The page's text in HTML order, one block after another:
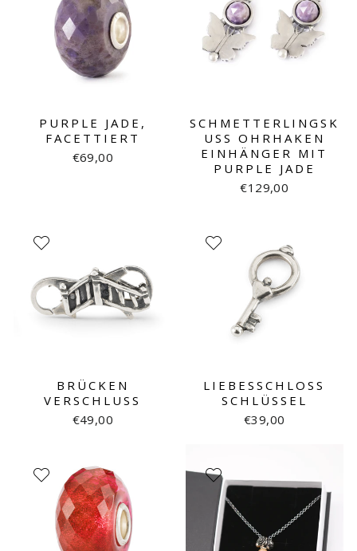
PURPLE JADE,
FACETTIERT
€69,00
SCHMETTERLINGSK
USS OHRHAKEN
EINHÄNGER MIT
PURPLE JADE
€129,00
BRÜCKEN
VERSCHLUSS
€49,00
LIEBESSCHLOSS
SCHLÜSSEL
€39,00